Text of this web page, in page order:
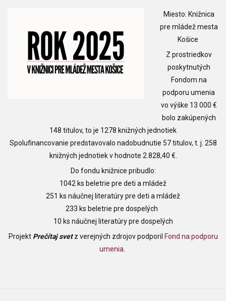
Miesto: Knižnica
pre mládež mesta
Košice
Z prostriedkov
poskytnutých
Fondom na
podporu umenia
vo výške 13 000 €
bolo zakúpených
148 titulov, to je 1278 knižných jednotiek
Spolufinancovanie predstavovalo nadobudnutie 57 titulov, t. j. 258
knižných jednotiek v hodnote 2.828,40 €.
Do fondu knižnice pribudlo:
1042 ks beletrie pre deti a mládež
251 ks náučnej literatúry pre deti a mládež
233 ks beletrie pre dospelých
10 ks náučnej literatúry pre dospelých
Projekt Prečítaj svetz verejných zdrojov podporil Fond na podporu
umenia